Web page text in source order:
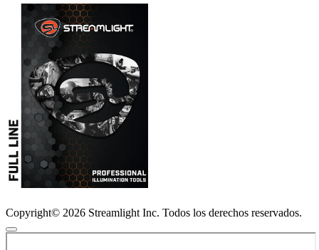
Copyright© 2026 Streamlight Inc. Todos los derechos reservados.